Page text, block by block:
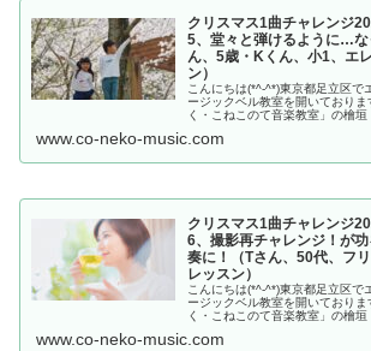
クリスマス1曲チャレンジ
5、堂々と弾けるように…な
ん、5歳・Kくん、小1、エ
ン）
こんにちは(*^-^*)東京都足立区で
ージックベル教室を開いており
く・こねこのて音楽教室」の檜垣
がら、この2人が練...
www.co-neko-music.com
クリスマス1曲チャレンジ
6、撮影再チャレンジ！が
奏に！（Tさん、50代、フ
レッスン）
こんにちは(*^-^*)東京都足立区で
ージックベル教室を開いており
く・こねこのて音楽教室」の檜垣
間にもう1回レッス...
www.co-neko-music.com